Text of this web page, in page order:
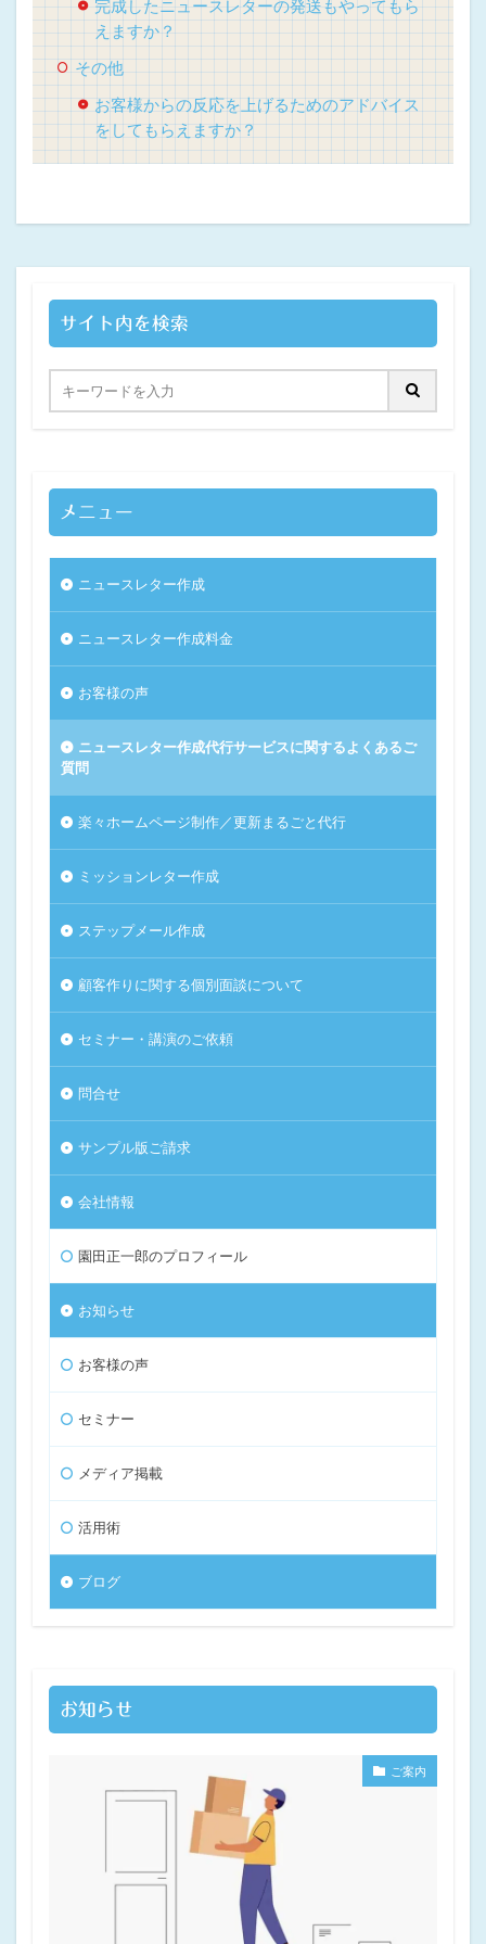
完成したニュースレターの発送もやってもら
えますか？
その他
お客様からの反応を上げるためのアドバイス
をしてもらえますか？
サイト内を検索
メニュー
ニュースレター作成
ニュースレター作成料金
お客様の声
ニュースレター作成代行サービスに関するよくあるご
質問
楽々ホームページ制作／更新まるごと代行
ミッションレター作成
ステップメール作成
顧客作りに関する個別面談について
セミナー・講演のご依頼
問合せ
サンプル版ご請求
会社情報
園田正一郎のプロフィール
お知らせ
お客様の声
セミナー
メディア掲載
活用術
ブログ
お知らせ
ご案内